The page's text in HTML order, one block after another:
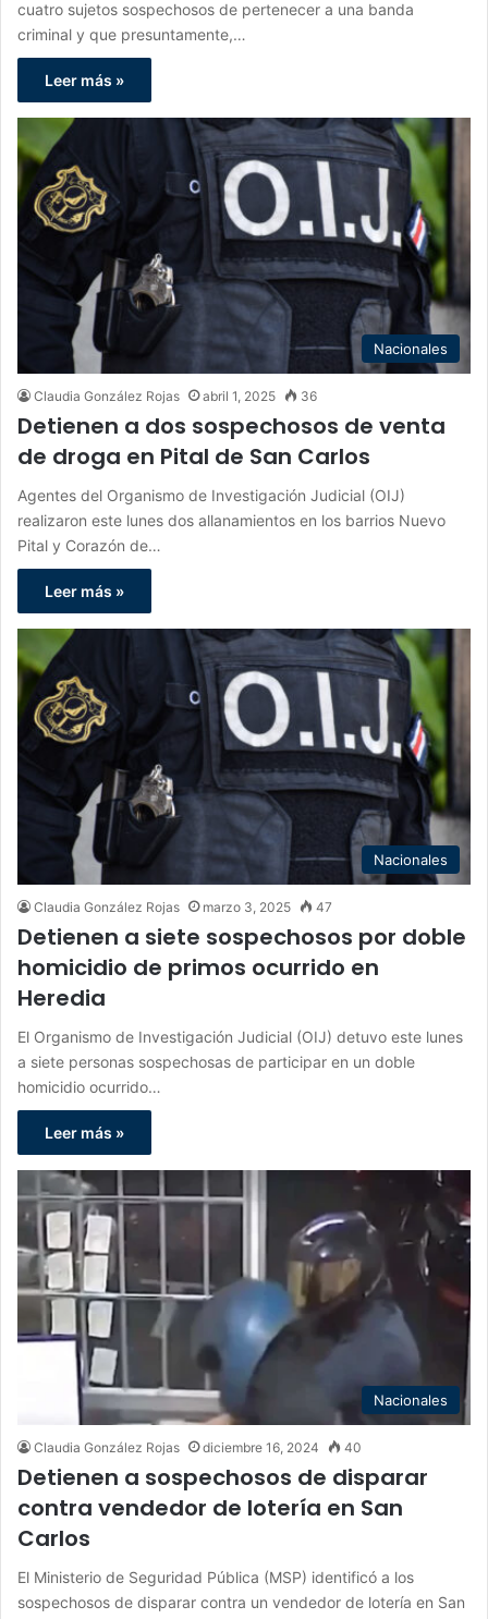
cuatro sujetos sospechosos de pertenecer a una banda
criminal y que presuntamente,…
Leer más »
Nacionales
Claudia González Rojas abril 1, 2025 36
Detienen a dos sospechosos de venta
de droga en Pital de San Carlos
Agentes del Organismo de Investigación Judicial (OIJ)
realizaron este lunes dos allanamientos en los barrios Nuevo
Pital y Corazón de…
Leer más »
Nacionales
Claudia González Rojas marzo 3, 2025 47
Detienen a siete sospechosos por doble
homicidio de primos ocurrido en
Heredia
El Organismo de Investigación Judicial (OIJ) detuvo este lunes
a siete personas sospechosas de participar en un doble
homicidio ocurrido…
Leer más »
Nacionales
Claudia González Rojas diciembre 16, 2024 40
Detienen a sospechosos de disparar
contra vendedor de lotería en San
Carlos
El Ministerio de Seguridad Pública (MSP) identificó a los
sospechosos de disparar contra un vendedor de lotería en San